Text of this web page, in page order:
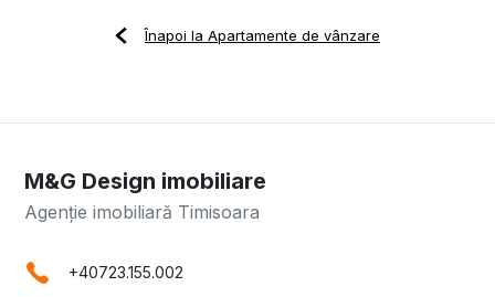
Înapoi la Apartamente de vânzare
M&G Design imobiliare
Agenție imobiliară Timisoara
+40723.155.002